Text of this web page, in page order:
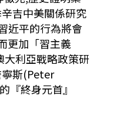
吉中美關係研究
近平的行為將會
更加「習主義
大利亞戰略政策研
斯(Peter
『終身元首』